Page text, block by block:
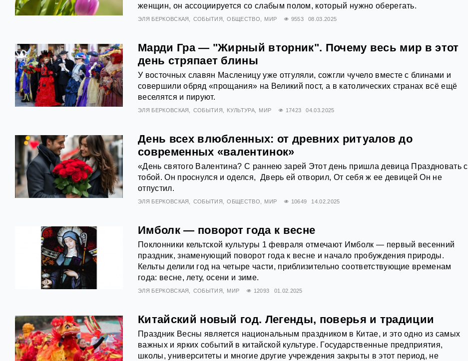
женщин, он ассоциируется со слабым полом, который нужно оберегать.
ЭЛЯ БЕРКОВСКАЯ СОБЫТИЯ ОБЩЕСТВО МИР 9553 08.03.2025
Марди Гра — "Жирный вторник". Почему весь мир в этот
день стряпает блины
У восточных славян Масленицу уже отгуляли, сожгли чучело вместе с блинами и
совершили обряд «прощания» на Великий пост, а в католических странах всё ещё
веселятся и пируют.
ЭЛЯ БЕРКОВСКАЯ СОБЫТИЯ КУЛЬТУРА МИР 17423 04.03.2025
День всех влюбленных: от древних ритуалов до
современных «валентинок»
«День святого Валентина? ‎С раннею зарей Этот день пришла девица ‎Праздновать с
тобой. Он проснулся и оделся, ‎ Дверь ей отворил, От себя ж ее девицей ‎Он не
отпустил.
ЭЛЯ БЕРКОВСКАЯ СОБЫТИЯ ОБЩЕСТВО МИР 10649 14.02.2025
Имболк — поворот года к весне
Поклонники кельтской культуры 1 февраля отмечают Имболк — первый весенний
праздник, знаменующий поворот года к весне и начало пробуждения природы.
Кельты делили год на четыре части, приблизительно соответствующие временам
года: весне, лету, осени и зиме.
ЭЛЯ БЕРКОВСКАЯ СОБЫТИЯ МИР 12093 01.02.2025
Китайский новый год. Легенды, поверья и традиции
Праздник Весны является национальным праздником в Китае, и это одно из самых
важных и ярких событий в китайской культуре. Государственные предприятия,
школы, университеты и многие другие учреждения закрыты в этот период, не